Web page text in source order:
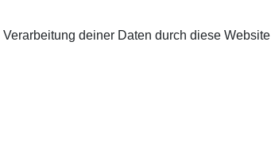
deiner Daten durch diese Website